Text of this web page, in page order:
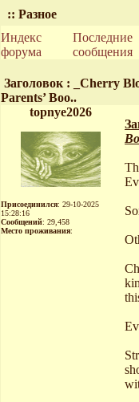
:: Разное
Индекс
форума
Последние
сообщения
Заголовок : _Cherry
Parents’ Boo..
topnye2026
Присоединился: 29-10-2025
15:28:16
Сообщений: 29,458
Место проживания: